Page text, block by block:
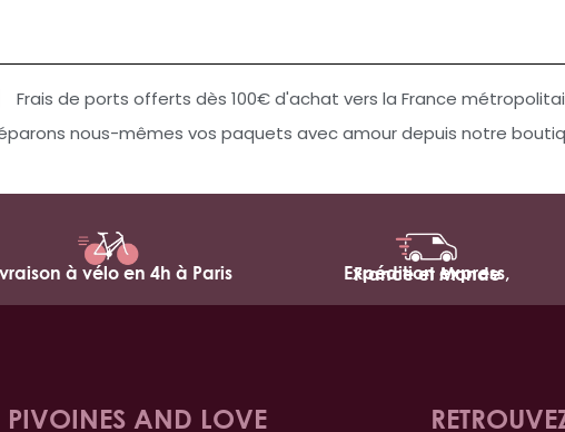
Frais de ports offerts dès 100€ d'achat vers la France
nous-mêmes vos paquets avec amour depuis notre
à vélo en 4h à Paris Expédition express,
France et Monde
PIVOINES AND LOVE